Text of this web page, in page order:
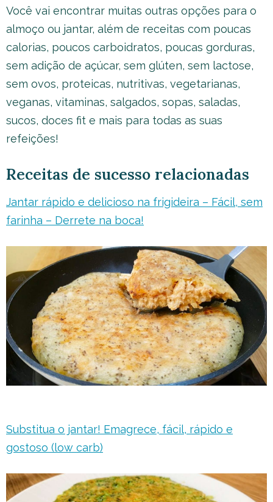
Você vai encontrar muitas outras opções para o
almoço ou jantar, além de receitas com poucas
calorias, poucos carboidratos, poucas gorduras,
sem adição de açúcar, sem glúten, sem lactose,
sem ovos, proteicas, nutritivas, vegetarianas,
veganas, vitaminas, salgados, sopas, saladas,
sucos, doces fit e mais para todas as suas
refeições!
Receitas de sucesso relacionadas
Jantar rápido e delicioso na frigideira – Fácil, sem
farinha – Derrete na boca!
Substitua o jantar! Emagrece, fácil, rápido e
gostoso (low carb)